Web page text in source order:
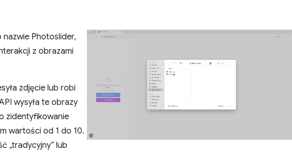
nazwie Photoslider,
z obrazami
zdjęcie lub robi
wysyła te obrazy
zidentyfikowanie
wartości od 1 do 10.
„tradycyjny” lub